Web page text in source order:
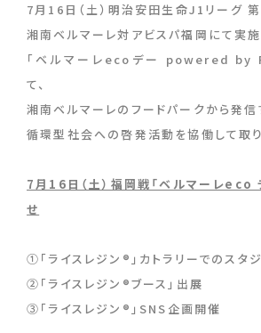
7月16日（土）明治安田生命J1リーグ
湘南ベルマーレ対アビスパ福岡にて実
「ベルマーレecoデー powered by
て、
湘南ベルマーレのフードパークから発信
循環型社会への啓発活動を協働して取り
7月16日（土）福岡戦「ベルマーレeco
せ
①「ライスレジン®」カトラリーでのスタ
②「ライスレジン®ブース」出展
③「ライスレジン®」SNS企画開催